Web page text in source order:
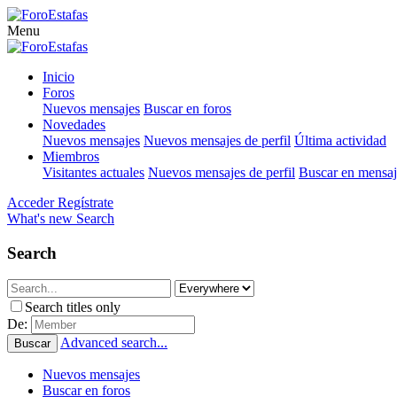
Menu
Inicio
Foros
Nuevos mensajes Buscar en foros
Novedades
Nuevos mensajes Nuevos mensajes de perfil Última actividad
Miembros
Visitantes actuales Nuevos mensajes de perfil Buscar en
Acceder Regístrate
What's new Search
Search
Search titles only
De:
Buscar Advanced search...
Nuevos mensajes
Buscar en foros